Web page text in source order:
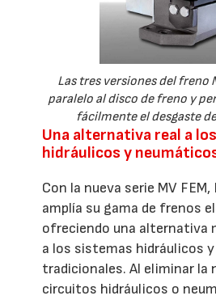
Las tres versiones del freno
paralelo al disco de freno y
fácilmente el desgaste
Una alternativa real a
hidráulicos y
Con la nueva serie MV
amplía su gama de frenos
ofreciendo una alternativa
a los sistemas hidráulicos
tradicionales. Al eliminar la
circuitos hidráulicos o